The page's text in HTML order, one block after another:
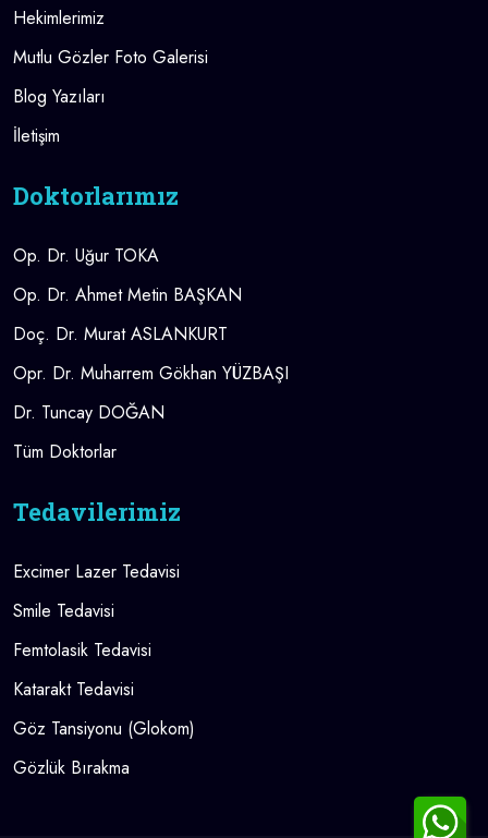
Hekimlerimiz
Mutlu Gözler Foto Galerisi
Blog Yazıları
İletişim
Doktorlarımız
Op. Dr. Uğur TOKA
Op. Dr. Ahmet Metin BAŞKAN
Doç. Dr. Murat ASLANKURT
Opr. Dr. Muharrem Gökhan YÜZBAŞI
Dr. Tuncay DOĞAN
Tüm Doktorlar
Tedavilerimiz
Excimer Lazer Tedavisi
Smile Tedavisi
Femtolasik Tedavisi
Katarakt Tedavisi
Göz Tansiyonu (Glokom)
Gözlük Bırakma